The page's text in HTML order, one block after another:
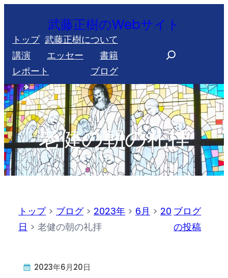
を
ス
キ
ッ
プ
武藤正樹のWebサイト
トップ 武藤正樹について
講演
エッセー
書籍
レポート
ブログ
r
c
h
老健の朝の礼拝
トップ> ブログ> 2023年 > 6月 > 20
日 > 老健の朝の礼拝
ブログ
の投稿
2023年6月20日